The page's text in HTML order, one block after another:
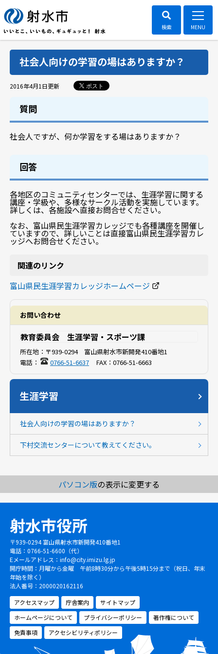
社会人向けの学習の場はありますか？
2016年4月1日更新 ポスト
質問
社会人ですが、何か学習をする場はありますか？
回答
各地区のコミュニティセンターでは、生涯学習に関する
講座・学級や、多様なサークル活動を実施しています。
詳しくは、各施設へ直接お問合せください。
なお、富山県民生涯学習カレッジでも各種講座を開催し
ていますので、詳しいことは直接富山県民生涯学習カレ
ッジへお問合せください。
関連のリンク
富山県民生涯学習カレッジホームページ
お問い合わせ
教育委員会 生涯学習・スポーツ課
所在地： 〒939-0294 富山県射水市新開発410番地1
電話：
0766-51-6637 FAX： 0766-51-6663
生涯学習
社会人向けの学習の場はありますか？
下村交流センターについて教えてください。
パソコン版の表示に変更する
射水市役所
〒939-0294 富山県射水市新開発410番地1
電話：0766-51-6600（代）
Eメールアドレス： info@city.imizu.lg.jp
開庁時間：月曜から金曜 午前8時30分から午後5時15分まで（祝日、年末
年始を除く）
法人番号：2000020162116
アクセスマップ
庁舎案内
サイトマップ
ホームページについて
プライバシーポリシー
著作権について
免責事項
アクセシビリティポリシー